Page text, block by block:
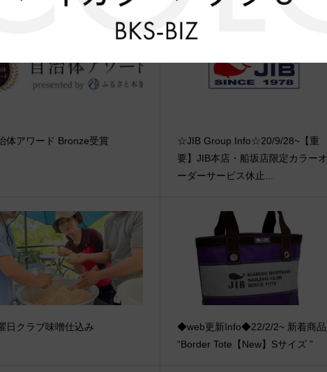
体アワード Bronze受賞
☆JIB Group Info☆20/9/28~【重
要】JIB本店・船坂店限定カラーオ
ーダーサービス休止...
日クラブ味噌仕込み
◆web更新Info◆22/2/2~ 新着商品
“Border Tote【New】Sサイズ ”